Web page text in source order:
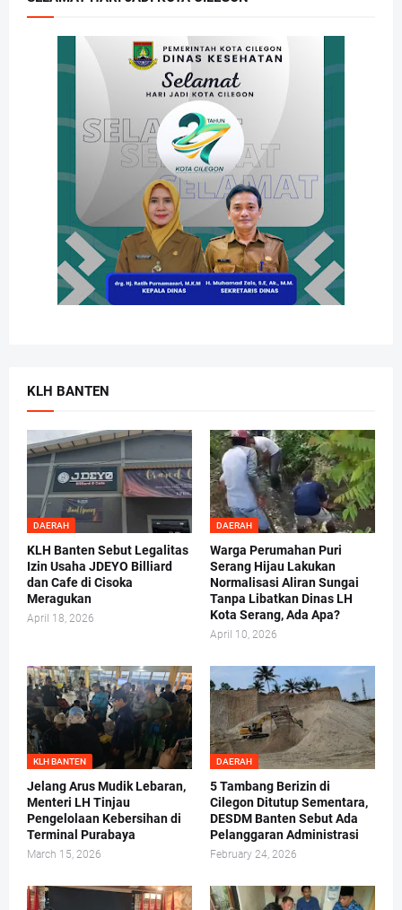
KLH BANTEN
DAERAH
KLH Banten Sebut Legalitas
Izin Usaha JDEYO Billiard
dan Cafe di Cisoka
Meragukan
April 18, 2026
DAERAH
Warga Perumahan Puri
Serang Hijau Lakukan
Normalisasi Aliran Sungai
Tanpa Libatkan Dinas LH
Kota Serang, Ada Apa?
April 10, 2026
KLH BANTEN
Jelang Arus Mudik Lebaran,
Menteri LH Tinjau
Pengelolaan Kebersihan di
Terminal Purabaya
March 15, 2026
DAERAH
5 Tambang Berizin di
Cilegon Ditutup Sementara,
DESDM Banten Sebut Ada
Pelanggaran Administrasi
February 24, 2026